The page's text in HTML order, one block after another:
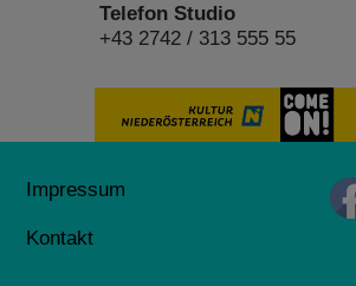
Telefon Studio
+43 2742 / 313 555 55
Impressum
Kontakt